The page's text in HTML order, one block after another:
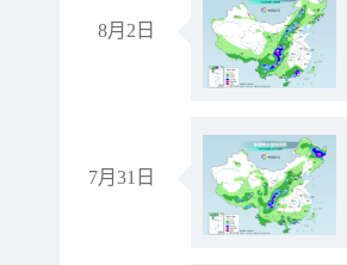
8月2日
7月31日